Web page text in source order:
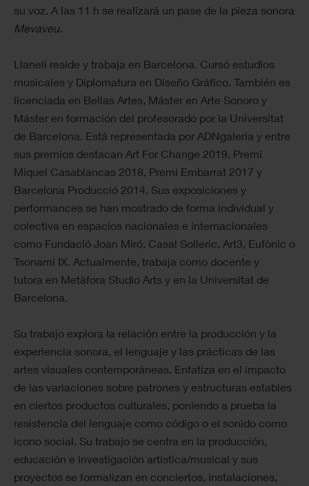
su voz. A las 11 h se realizará un pase de la pieza sonora
Mevaveu.
Llaneli reside y trabaja en Barcelona. Cursó estudios
musicales y Diplomatura en Diseño Gráfico. También es
licenciada en Bellas Artes, Máster en Arte Sonoro y
Máster en formación del profesorado por la Universitat
de Barcelona. Está representada por ADNgaleria y entre
sus premios destacan Art For Change 2019, Premi
Miquel Casablancas 2018, Premi Embarrat 2017 y
Barcelona Producció 2014. Sus exposiciones y
performances se han mostrado de forma individual y
colectiva en espacios nacionales e internacionales
como Fundació Joan Miró, Casal Solleric, Art3, Eufònic o
Tsonami IX. Actualmente, trabaja como docente y
tutora en Metàfora Studio Arts y en la Universitat de
Barcelona.
Su trabajo explora la relación entre la producción y la
experiencia sonora, el lenguaje y las prácticas de las
artes visuales contemporáneas. Enfatiza en el impacto
de las variaciones sobre patrones y estructuras estables
en ciertos productos culturales, poniendo a prueba la
resistencia del lenguaje como código o el sonido como
icono social. Su trabajo se centra en la producción,
educación e investigación artística/musical y sus
proyectos se formalizan en conciertos, instalaciones,